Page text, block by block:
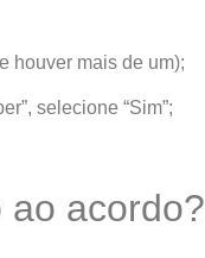
houver mais de um);
selecione “Sim”;
ao acordo?